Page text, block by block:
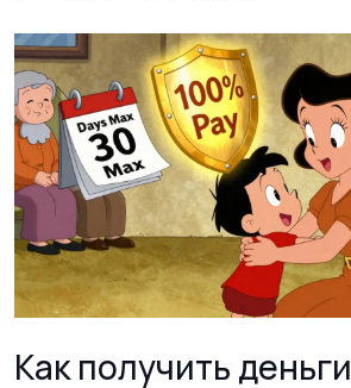
Как получить деньги